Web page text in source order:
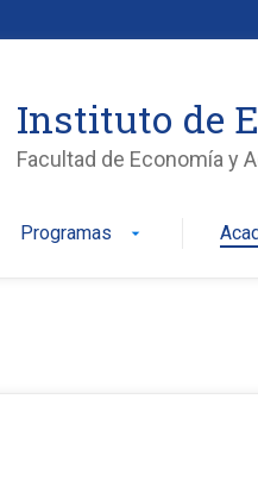
Instituto de
Facultad de Economía y
Programas arrow_drop_down